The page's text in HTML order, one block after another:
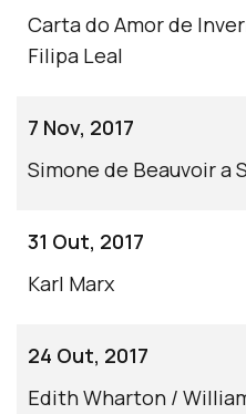
Carta do Amor de
Filipa Leal
7 Nov, 2017
Simone de Beauvoir a
31 Out, 2017
Karl Marx
24 Out, 2017
Edith Wharton /